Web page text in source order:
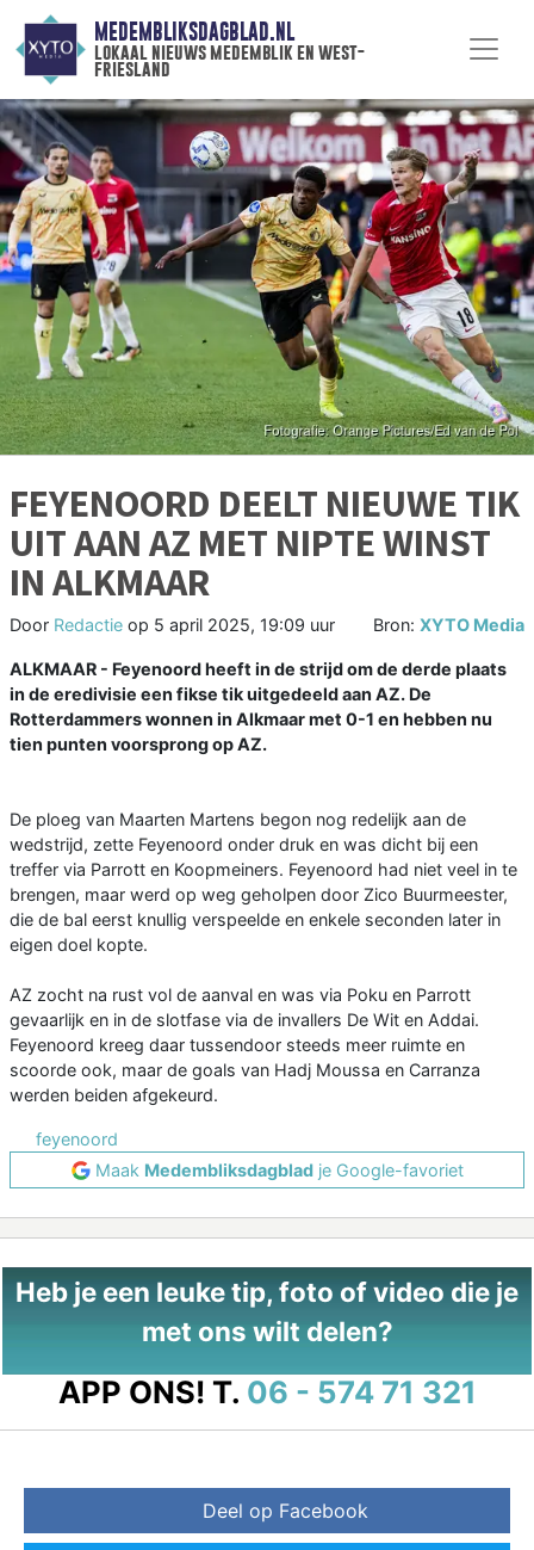
MEDEMBLIKSDAGBLAD.NL
lokaal nieuws medemblik en west-
friesland
FEYENOORD DEELT NIEUWE TIK
UIT AAN AZ MET NIPTE WINST
IN ALKMAAR
Door Redactie op 5 april 2025, 19:09 uur Bron: XYTO Media
ALKMAAR - Feyenoord heeft in de strijd om de derde plaats
in de eredivisie een fikse tik uitgedeeld aan AZ. De
Rotterdammers wonnen in Alkmaar met 0-1 en hebben nu
tien punten voorsprong op AZ.
De ploeg van Maarten Martens begon nog redelijk aan de
wedstrijd, zette Feyenoord onder druk en was dicht bij een
treffer via Parrott en Koopmeiners. Feyenoord had niet veel in te
brengen, maar werd op weg geholpen door Zico Buurmeester,
die de bal eerst knullig verspeelde en enkele seconden later in
eigen doel kopte.
AZ zocht na rust vol de aanval en was via Poku en Parrott
gevaarlijk en in de slotfase via de invallers De Wit en Addai.
Feyenoord kreeg daar tussendoor steeds meer ruimte en
scoorde ook, maar de goals van Hadj Moussa en Carranza
werden beiden afgekeurd.
feyenoord
Maak Medembliksdagbladje Google-favoriet
Heb je een leuke tip, foto of video die je
met ons wilt delen?
APP ONS! T. 06 - 574 71 321
Deel op Facebook